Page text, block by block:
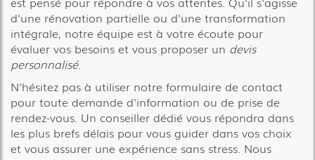
d'une rénovation partielle ou d'une transformation
intégrale, notre équipe est à votre écoute pour
évaluer vos besoins et vous proposer un devis
personnalisé.
N'hésitez pas à utiliser notre formulaire de contact
pour toute demande d'information ou de prise de
rendez-vous. Un conseiller dédié vous répondra dans
les plus brefs délais pour vous guider dans vos choix
et vous assurer une expérience sans stress. Nous